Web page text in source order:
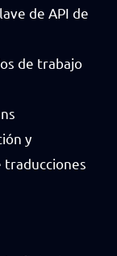
de API de
de trabajo
y
traducciones